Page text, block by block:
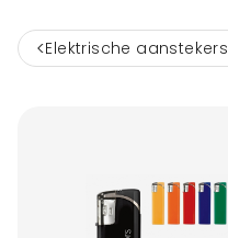
< Elektrische aanstekers